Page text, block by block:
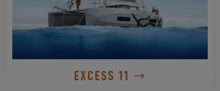
EXCESS 11